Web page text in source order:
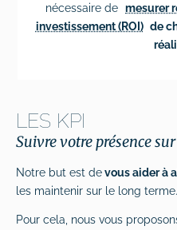
# Formation
nécessaire de mesurer
investissement (ROI) de
LES KPI
Suivre votre présence
Notre but est devous aider à
les maintenir sur le long terme.
Pour cela, nous vous